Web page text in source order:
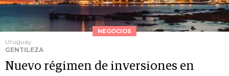
NEGOCIOS
Uruguay
GENTILEZA
Nuevo régimen de inversiones en